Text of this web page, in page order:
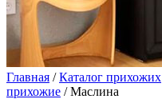
Главная /Каталог прихожих
прихожие / Маслина